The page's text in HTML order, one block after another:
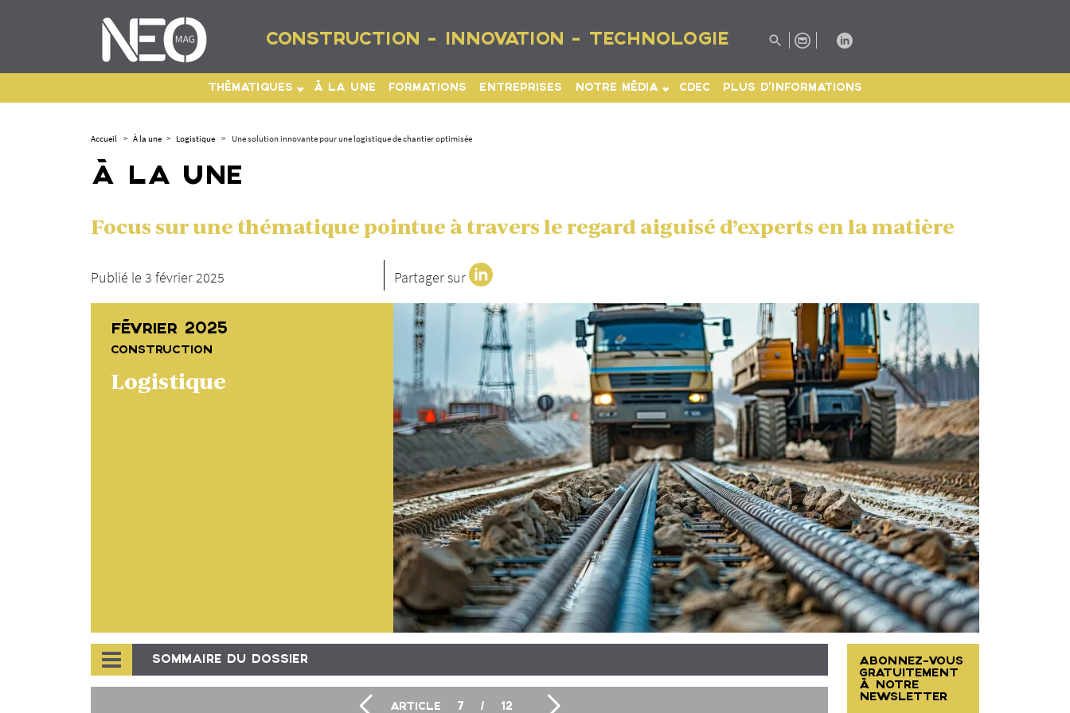
CONSTRUCTION - INNOVATION - TECHNOLOGIE
THÉMATIQUES À LA UNE FORMATIONS ENTREPRISES NOTRE MÉDIA CDEC PLUS D'INFORMATIONS
Accueil > À la une > Logistique > Une solution innovante pour une logistique de chantier optimisée
À LA UNE
Focus sur une thématique pointue à travers le regard aiguisé d’experts en la matière
Publié le 3 février 2025 Partager sur
FÉVRIER 2025
CONSTRUCTION
Logistique
SOMMAIRE DU DOSSIER
ARTICLE 7 / 12
ABONNEZ-VOUS
GRATUITEMENT
À NOTRE
NEWSLETTER